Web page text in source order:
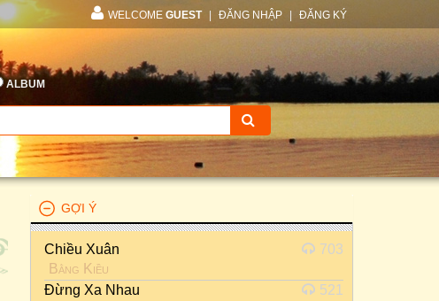
WELCOME GUEST ĐĂNG NHẬP ĐĂNG KÝ
ALBUM
GỢI Ý
Chiều Xuân
Bằng Kiều
703
Đừng Xa Nhau
521